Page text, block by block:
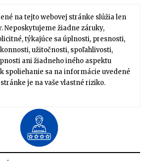
na tejto webovej stránke slúžia len
Neposkytujeme žiadne záruky,
týkajúce sa úplnosti, presnosti,
užitočnosti, spoľahlivosti,
ani žiadneho iného aspektu
spoliehanie sa na informácie uvedené
je na vaše vlastné riziko.